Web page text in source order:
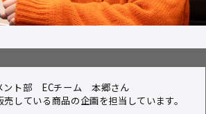
ント部 ECチーム 本郷さん
売している商品の企画を担当しています。